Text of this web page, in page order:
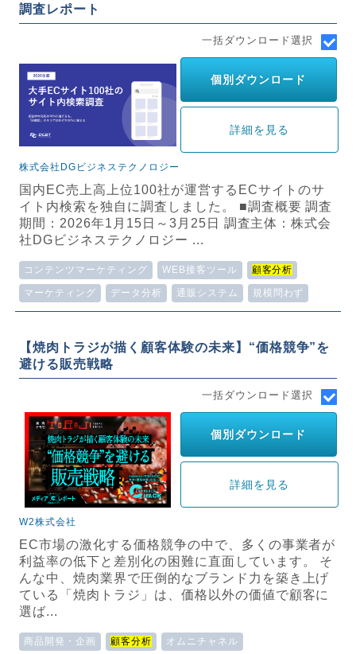
調査レポート
一括ダウンロード選択
個別ダウンロード
詳細を見る
株式会社DGビジネステクノロジー
国内EC売上高上位100社が運営するECサイトのサ
イト内検索を独自に調査しました。 ■調査概要 調査
期間：2026年1月15日～3月25日 調査主体：株式会
社DGビジネステクノロジー ...
コンテンツマーケティング WEB接客ツール 顧客分析
マーケティング データ分析 通販システム 規模問わず
【焼肉トラジが描く顧客体験の未来】“価格競争”を
避ける販売戦略
一括ダウンロード選択
個別ダウンロード
詳細を見る
W2株式会社
EC市場の激化する価格競争の中で、多くの事業者が
利益率の低下と差別化の困難に直面しています。 そ
んな中、焼肉業界で圧倒的なブランド力を築き上げ
ている「焼肉トラジ」は、価格以外の価値で顧客に
選ば...
商品開発・企画 顧客分析 オムニチャネル